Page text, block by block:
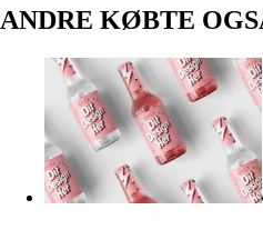
ANDRE KØBTE